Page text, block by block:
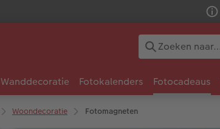
Wanddecoratie Fotokalenders Fotocadeaus
Woondecoratie Fotomagneten